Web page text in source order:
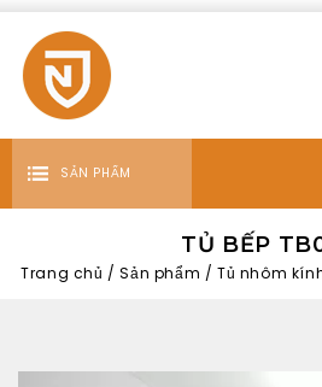
SẢN PHẨM
TỦ BẾP
Trang chủ /Sản phẩm /Tủ nhôm